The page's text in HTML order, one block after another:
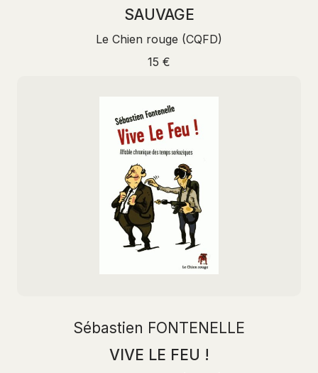
SAUVAGE
Le Chien rouge (CQFD)
15 €
Sébastien FONTENELLE
VIVE LE FEU !